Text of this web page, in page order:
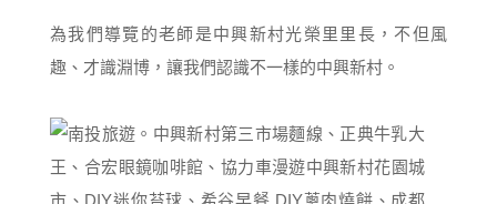
為我們導覽的老師是中興新村光榮里里長，不但風
趣、才識淵博，讓我們認識不一樣的中興新村。